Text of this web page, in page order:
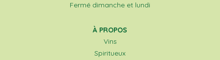
Fermé dimanche et lundi
À PROPOS
Vins
Spiritueux